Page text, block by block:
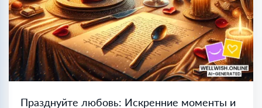
Празднуйте любовь: Искренние моменты и